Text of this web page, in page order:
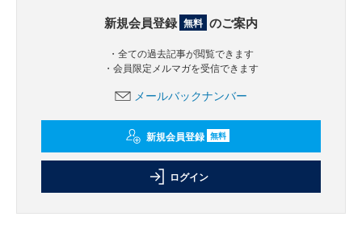
新規会員登録 無料 のご案内
・全ての過去記事が閲覧できます
・会員限定メルマガを受信できます
メールバックナンバー
新規会員登録 無料
ログイン